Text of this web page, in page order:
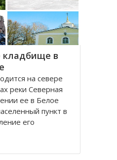
кладбище в
на севере
реки Северная
ее в Белое
пункт в
его
города, в